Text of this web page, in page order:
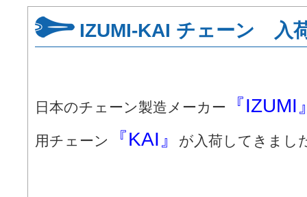
IZUMI-KAI チェーン 入
日本のチェーン製造メーカー 『IZUMI
用チェーン 『KAI』 が入荷してきまし